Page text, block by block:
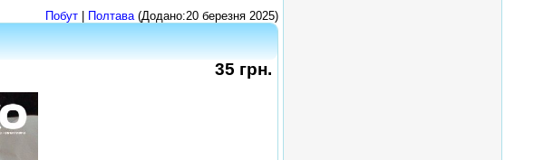
Побут Полтава(Додано:20 березня 2025)
35 грн.